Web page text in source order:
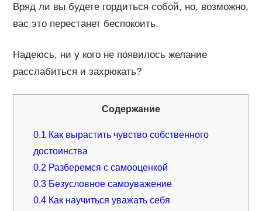
Вряд ли вы будете гордиться собой, но, возможно,
вас это перестанет беспокоить.
Надеюсь, ни у кого не появилось желание
расслабиться и захрюкать?
Содержание
0.1 Как вырастить чувство собственного
достоинства
0.2 Разберемся с самооценкой
0.3Безусловное самоуважение
0.4Как научиться уважать себя